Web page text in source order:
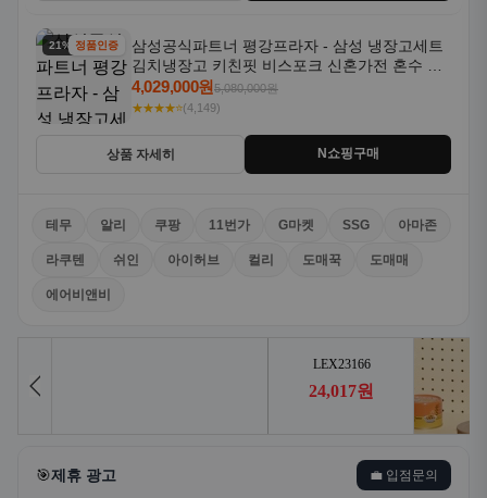
21% 할인정품인증
삼성공식파트너 평강프라자 - 삼성 냉장고세트
김치냉장고 키친핏 비스포크 신혼가전 혼수 입
주가전 빌트인 화이트
4,029,000원5,080,000원
★★★★⭐(4,149)
상품 자세히 N쇼핑구매
테무 알리 쿠팡 11번가 G마켓 SSG 아마존
라쿠텐 쉬인 아이허브 컬리 도매꾹 도매매
에어비앤비
🎯제휴 광고 💼 입점문의